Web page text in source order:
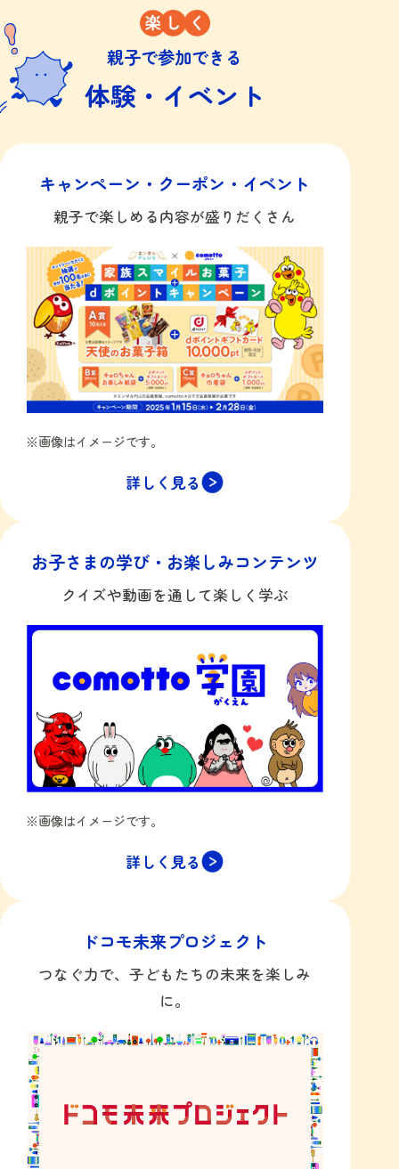
親子で参加できる
体験・イベント​
キャンペーン・クーポン・イベント
親子で楽しめる内容が盛りだくさん
※画像はイメージです。
詳しく見る
お子さまの学び・お楽しみ​コンテンツ​
クイズや動画を通して楽しく学ぶ
※画像はイメージです。
詳しく見る
ドコモ未来プロジェクト
つなぐ力で、子どもたちの未来を楽しみ
に。